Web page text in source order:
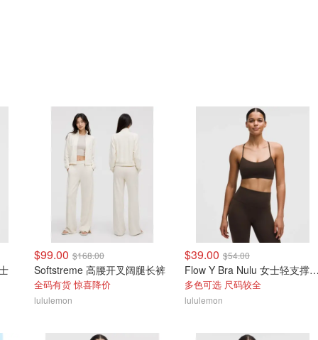
$99.00 $168.00
Softstreme 高腰开叉阔腿长裤
全码有货 惊喜降价
lululemon
$39.00 $54.00
Flow Y Bra Nulu 女
多色可选 尺码较全
lululemon